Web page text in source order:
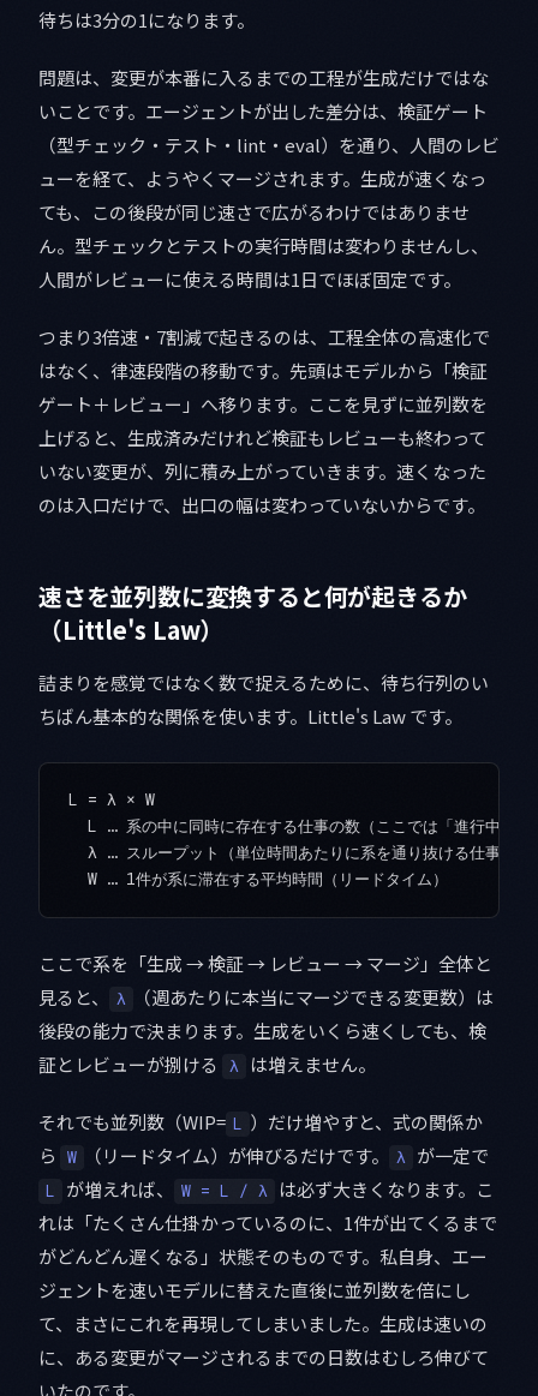
待ちは3分の1になります。
問題は、変更が本番に入るまでの工程が生成だけではな
いことです。エージェントが出した差分は、検証ゲート
（型チェック・テスト・lint・eval）を通り、人間のレビ
ューを経て、ようやくマージされます。生成が速くなっ
ても、この後段が同じ速さで広がるわけではありませ
ん。型チェックとテストの実行時間は変わりませんし、
人間がレビューに使える時間は1日でほぼ固定です。
つまり3倍速・7割減で起きるのは、工程全体の高速化で
はなく、律速段階の移動です。先頭はモデルから「検証
ゲート＋レビュー」へ移ります。ここを見ずに並列数を
上げると、生成済みだけれど検証もレビューも終わって
いない変更が、列に積み上がっていきます。速くなった
のは入口だけで、出口の幅は変わっていないからです。
速さを並列数に変換すると何が起きるか
（Little's Law）
詰まりを感覚ではなく数で捉えるために、待ち行列のい
ちばん基本的な関係を使います。Little's Law です。
L = λ × W
L … 系の中に同時に存在する仕事の数（ここでは「進行中の
λ … スループット（単位時間あたりに系を通り抜ける仕事の数
ここで系を「生成 → 検証 → レビュー → マージ」全体と
見ると、
λ
（週あたりに本当にマージできる変更数）は
後段の能力で決まります。生成をいくら速くしても、検
証とレビューが捌ける
λ は増えません。
それでも並列数（WIP= L ）だけ増やすと、式の関係か
ら
W （リードタイム）が伸びるだけです。 λ が一定で
L が増えれば、 W = L / λ
は必ず大きくなります。こ
れは「たくさん仕掛かっているのに、1件が出てくるまで
がどんどん遅くなる」状態そのものです。私自身、エー
ジェントを速いモデルに替えた直後に並列数を倍にし
て、まさにこれを再現してしまいました。生成は速いの
に、ある変更がマージされるまでの日数はむしろ伸びて
いたのです。